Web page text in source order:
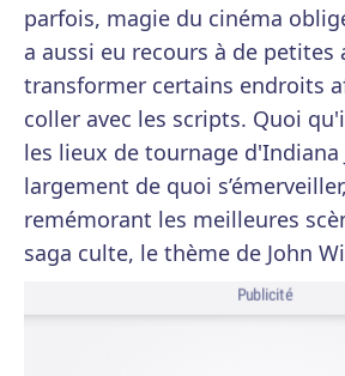
parfois, magie du cinéma
a aussi eu recours à de petites
transformer certains endroits
coller avec les scripts. Quoi
les lieux de tournage d'Indiana
largement de quoi
remémorant les meilleures
saga culte, le thème de John
Publicité